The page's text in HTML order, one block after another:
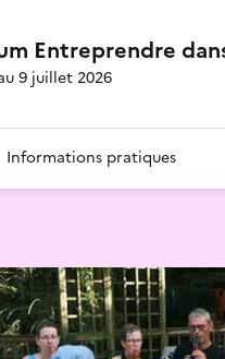
Entreprendre
9 juillet 2026
Informations pratiques